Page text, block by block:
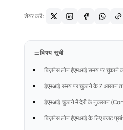
शेयर करें:
विषय सूची
बिज़नेस लोन ईएमआई समय पर
ईएमआई समय पर चुकाने के 7 आसान
ईएमआई चुकाने में देरी के नुकसान
बिज़नेस लोन ईएमआई के लिए बजट